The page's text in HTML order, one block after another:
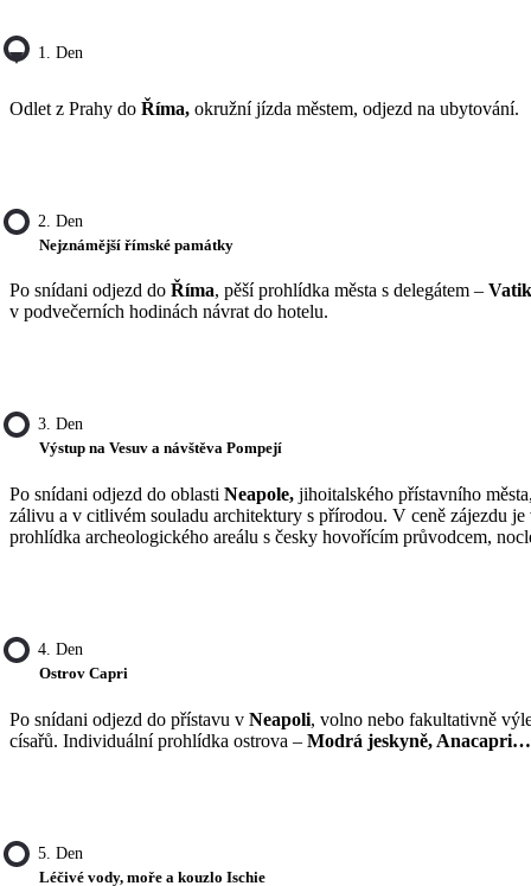
1. Den
Odlet z Prahy do Říma, okružní jízda městem, odjezd na ubytování.
2. Den
Nejznámější římské památky
Po snídani odjezd do Říma, pěší prohlídka města s delegátem –
v podvečerních hodinách návrat do hotelu.
3. Den
Výstup na Vesuv a návštěva Pompejí
Po snídani odjezd do oblasti Neapole, jihoitalského přístavního
zálivu a v citlivém souladu architektury s přírodou. V ceně zájezdu
prohlídka archeologického areálu s česky hovořícím průvodcem,
4. Den
Ostrov Capri
Po snídani odjezd do přístavu v Neapoli, volno nebo fakultativně
císařů. Individuální prohlídka ostrova – Modrá jeskyně, Anacapri…
5. Den
Léčivé vody, moře a kouzlo Ischie